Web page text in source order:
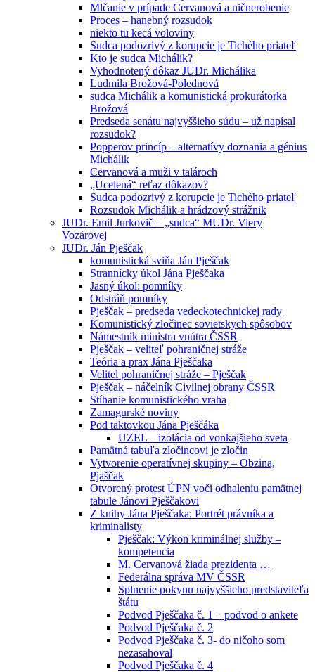
Mlčanie v prípade Cervanová a ničnerobenie
Proces – hanebný rozsudok
niekto tu kecá voloviny
Sudca podozrivý z korupcie je Tichého priateľ
Kto je sudca Michálik?
Vyhodnotený dôkaz JUDr. Michálika
Ludmila Brožová-Polednová
sudca Michálik a komunistická prokurátorka
Brožová
Predseda senátu najvyššieho súdu – už napísal
rozsudok?
Popperov princíp – alternatívy doznania a génius
Michálik
Cervanová a muži v talároch
„Ucelená“ reťaz dôkazov?
Sudca podozrivý z korupcie je Tichého priateľ
Rozsudok Michálik a hrádzový strážnik
JUDr. Emil Jurkovič – „sudca“ MUDr. Viery
Vozárovej
JUDr. Ján Pješčak
komunistická sviňa Ján Pješčak
Strannícky úkol Jána Pješčaka
Jasný úkol: pomníky
Odstráň pomníky
Pješčak – predseda vedeckotechnickej rady
Komunistický zločinec sovietskych spôsobov
Námestník ministra vnútra ČSSR
Pješčak – veliteľ pohraničnej stráže
Teória a prax Jána Pješčaka
Velitel pohraničnej stráže – Pješčak
Pješčak – náčelník Civilnej obrany ČSSR
Stíhanie komunistického vraha
Zamagurské noviny
Pod taktovkou Jána Pješčáka
UZEL – izolácia od vonkajšieho sveta
Pamätná tabuľa zločincovi je zločin
Vytvorenie operatívnej skupiny – Obzina,
Pjaščak
Otvorený protest ÚPN voči odhaleniu pamätnej
tabule Jánovi Pješčakovi
Z knihy Jána Pješčaka: Portrét právníka a
kriminalisty
Pješčak: Výkon kriminálnej služby –
kompetencia
M. Cervanová žiada prezidenta …
Federálna správa MV ČSSR
Splnenie pokynu najvyššieho predstaviteľa
štátu
Podvod Pješčaka č. 1 – podvod o ankete
Podvod Pješčaka č. 2
Podvod Pješčaka č. 3- do ničoho som
nezasahoval
Podvod Pješčaka č. 4